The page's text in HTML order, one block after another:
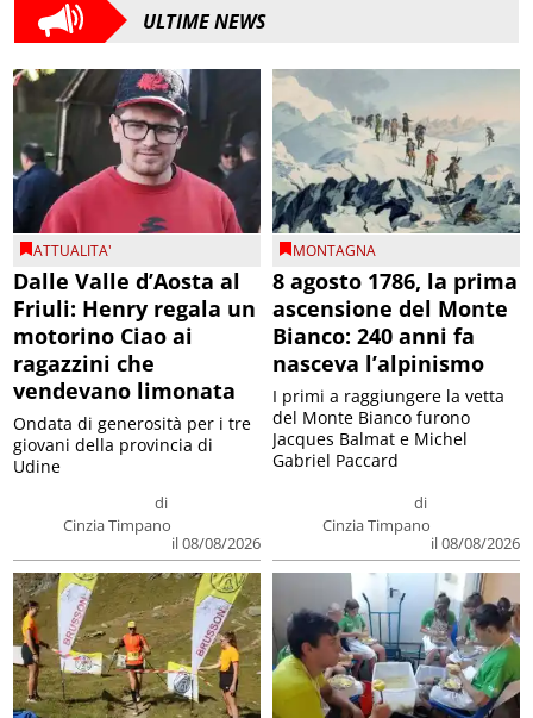
ULTIME NEWS
ATTUALITA'
Dalle Valle d’Aosta al
Friuli: Henry regala un
motorino Ciao ai
ragazzini che
vendevano limonata
di
Cinzia Timpano
il 08/08/2026
Ondata di generosità per i tre
giovani della provincia di
Udine
MONTAGNA
8 agosto 1786, la prima
ascensione del Monte
Bianco: 240 anni fa
nasceva l’alpinismo
di
Cinzia Timpano
il 08/08/2026
I primi a raggiungere la vetta
del Monte Bianco furono
Jacques Balmat e Michel
Gabriel Paccard